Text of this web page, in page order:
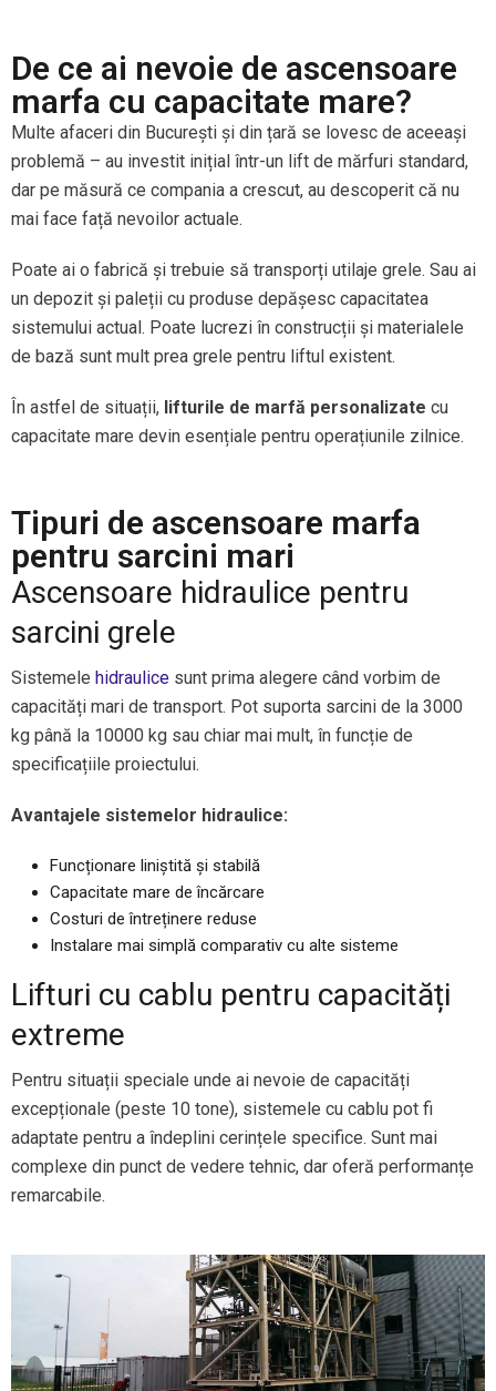
De ce ai nevoie de ascensoare
marfa cu capacitate mare?
Multe afaceri din București și din țară se lovesc de aceeași
problemă – au investit inițial într-un lift de mărfuri standard,
dar pe măsură ce compania a crescut, au descoperit că nu
mai face față nevoilor actuale.
Poate ai o fabrică și trebuie să transporți utilaje grele. Sau ai
un depozit și paleții cu produse depășesc capacitatea
sistemului actual. Poate lucrezi în construcții și materialele
de bază sunt mult prea grele pentru liftul existent.
În astfel de situații, lifturile de marfă personalizate cu
capacitate mare devin esențiale pentru operațiunile zilnice.
Tipuri de ascensoare marfa
pentru sarcini mari
Ascensoare hidraulice pentru
sarcini grele
Sistemele hidraulice sunt prima alegere când vorbim de
capacități mari de transport. Pot suporta sarcini de la 3000
kg până la 10000 kg sau chiar mai mult, în funcție de
specificațiile proiectului.
Avantajele sistemelor hidraulice:
Funcționare liniștită și stabilă
Capacitate mare de încărcare
Costuri de întreținere reduse
Instalare mai simplă comparativ cu alte sisteme
Lifturi cu cablu pentru capacități
extreme
Pentru situații speciale unde ai nevoie de capacități
excepționale (peste 10 tone), sistemele cu cablu pot fi
adaptate pentru a îndeplini cerințele specifice. Sunt mai
complexe din punct de vedere tehnic, dar oferă performanțe
remarcabile.